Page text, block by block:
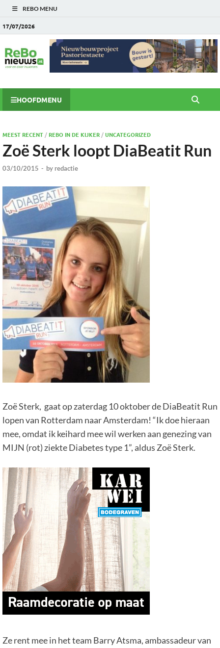
REBO MENU
17/07/2026
HOOFDMENU
MEEST RECENT/ REBO IN DE KIJKER/UNCATEGORIZED
Zoë Sterk loopt DiaBeatit Run
03/10/2015 - by redactie
Zoë Sterk, gaat op zaterdag 10 oktober de DiaBeatit Run
lopen van Rotterdam naar Amsterdam! “Ik doe hieraan
mee, omdat ik keihard mee wil werken aan genezing van
MIJN (rot) ziekte Diabetes type 1”, aldus Zoë Sterk.
Ze rent mee in het team Barry Atsma, ambassadeur van